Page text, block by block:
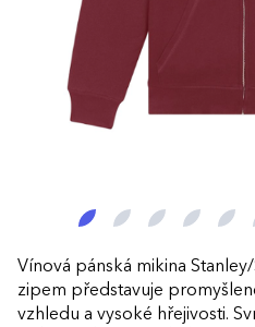
Vínová pánská mikina
zipem představuje
vzhledu a vysoké hřejivosti.